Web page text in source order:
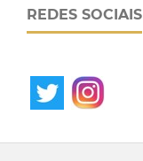
REDES SOCIAIS